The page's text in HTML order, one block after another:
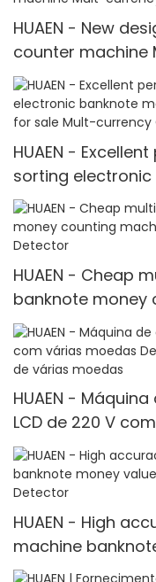
HUAEN - New
counter machine
HUAEN -
sorting
money bill
HUAEN - Cheap
banknote money
currency Counter
HUAEN -
LCD de 220 V
contador
HUAEN - High
machine
Multi-currency